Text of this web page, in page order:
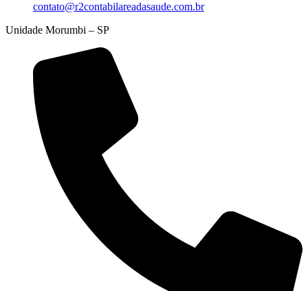
contato@r2contabilareadasaude.com.br
Unidade Morumbi – SP